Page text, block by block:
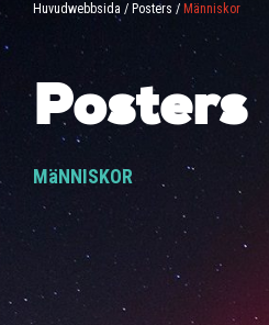
Huvudwebbsida / Posters / Människor
Posters
MäNNISKOR